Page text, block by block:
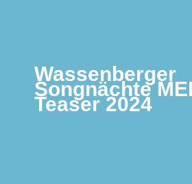
Wassenberger
Songnächte
Teaser 2024